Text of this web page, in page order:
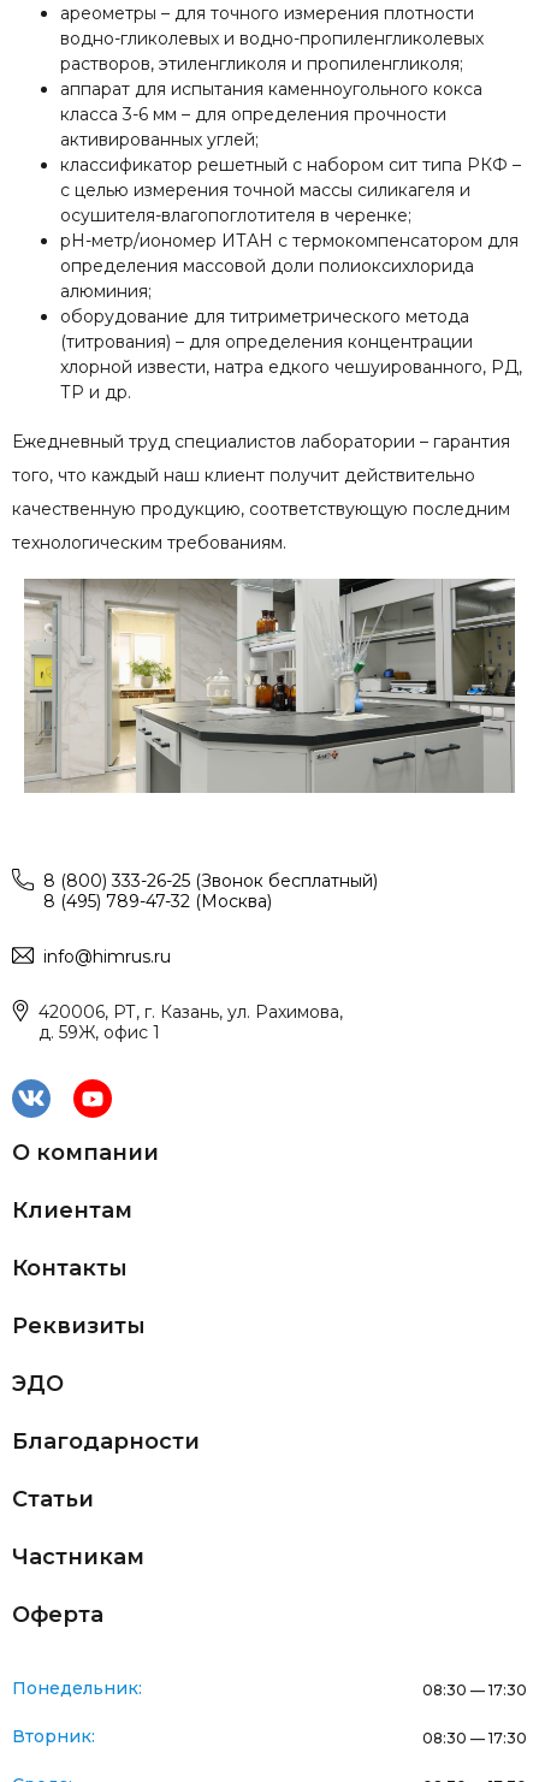
ареометры – для точного измерения плотности
водно-гликолевых и водно-пропиленгликолевых
растворов, этиленгликоля и пропиленгликоля;
аппарат для испытания каменноугольного кокса
класса 3-6 мм – для определения прочности
активированных углей;
классификатор решетный с набором сит типа РКФ –
с целью измерения точной массы силикагеля и
осушителя-влагопоглотителя в черенке;
рН-метр/иономер ИТАН с термокомпенсатором для
определения массовой доли полиоксихлорида
алюминия;
оборудование для титриметрического метода
(титрования) – для определения концентрации
хлорной извести, натра едкого чешуированного, РД,
ТР и др.
Ежедневный труд специалистов лаборатории – гарантия
того, что каждый наш клиент получит действительно
качественную продукцию, соответствующую последним
технологическим требованиям.
8 (800) 333-26-25 (Звонок бесплатный)
8 (495) 789-47-32 (Москва)
info@himrus.ru
420006, РТ, г. Казань, ул. Рахимова,
д. 59Ж, офис 1
О компании
Клиентам
Контакты
Реквизиты
ЭДО
Благодарности
Статьи
Частникам
Оферта
Понедельник: 08:30 — 17:30
Вторник: 08:30 — 17:30